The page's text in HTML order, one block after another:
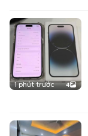
1 phút trước 4